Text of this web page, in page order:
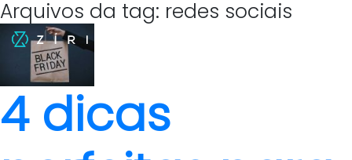
Arquivos da tag: redes sociais
4 dicas